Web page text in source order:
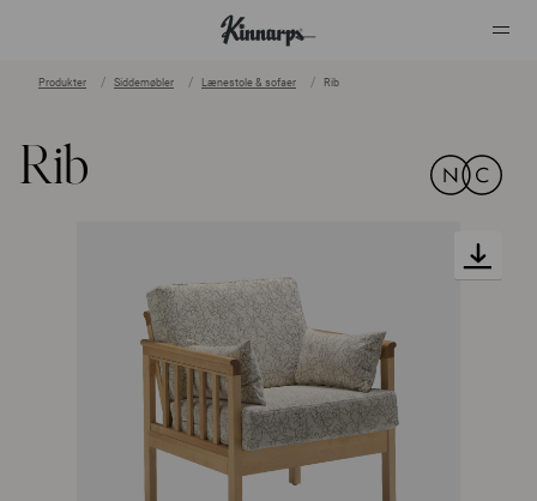
Produkter Siddemøbler Lænestole & sofaer Rib
Rib